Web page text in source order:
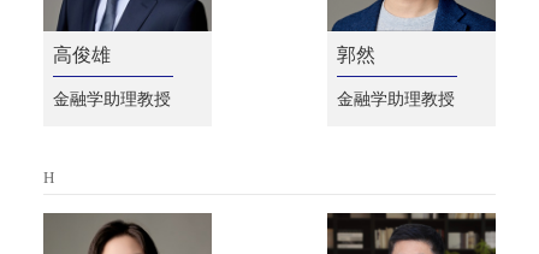
高俊雄
金融学助理教授
郭然
金融学助理教授
H